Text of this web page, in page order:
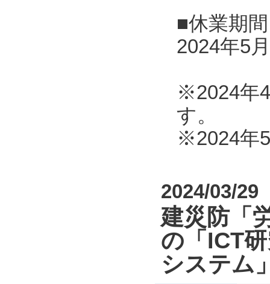
■休業期
2024年5
※2024年
す。
※2024年
2024/03/29
建災防「
の「ICT
システム